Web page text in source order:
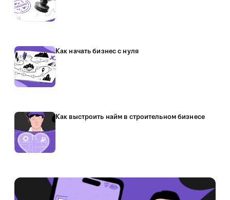
Как начать бизнес с нуля
Как выстроить найм в строительном бизнесе